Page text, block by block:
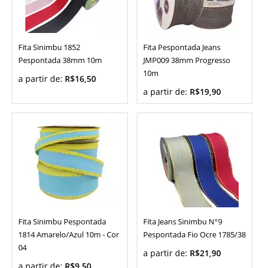
Fita Sinimbu 1852
Pespontada 38mm 10m
a partir de: R$16,50
Fita Pespontada Jeans
JMP009 38mm Progresso
10m
a partir de: R$19,90
Fita Sinimbu Pespontada
1814 Amarelo/Azul 10m - Cor
04
Fita Jeans Sinimbu N°9
Pespontada Fio Ocre 1785/38
a partir de: R$21,90